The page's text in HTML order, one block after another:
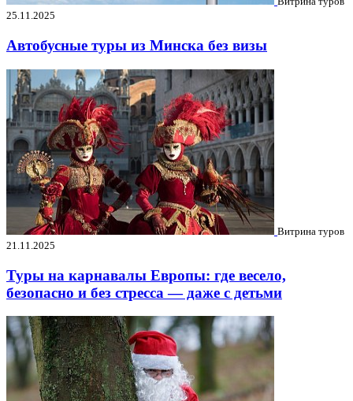
25.11.2025
Автобусные туры из Минска без визы
Витрина туров
21.11.2025
Туры на карнавалы Европы: где весело,
безопасно и без стресса — даже с детьми